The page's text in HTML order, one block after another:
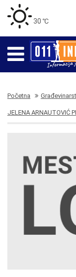
30 ℃
Početna
JELENA ARNAUTOVIĆ